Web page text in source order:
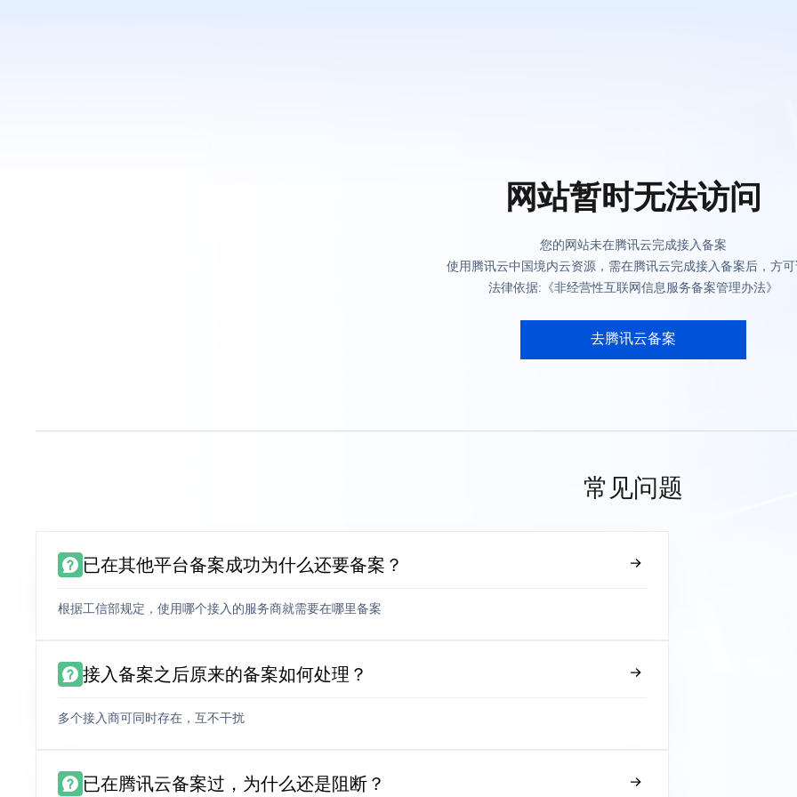
网站暂时无法访问
您的网站未在腾讯云完成接入备案
使用腾讯云中国境内云资源，需在腾讯云完成接入备案后，方
法律依据:《非经营性互联网信息服务备案管理办法》
去腾讯云备案
常见问题
已在其他平台备案成功为什么还要备案？
根据工信部规定，使用哪个接入的服务商就需要在哪里备案
接入备案之后原来的备案如何处理？
多个接入商可同时存在，互不干扰
已在腾讯云备案过，为什么还是阻断？